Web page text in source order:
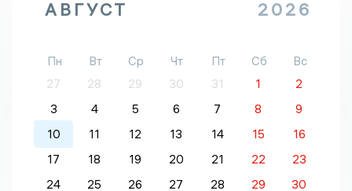
АВГУСТ 2026
Пн Вт Ср Чт Пт Сб
Вс
27
28 29 30 31 1
2
3
4 5 6 7 8
9
10
11 12 13 14 15
16
17
18 19 20 21 22
23
24
25 26 27 28 29
30